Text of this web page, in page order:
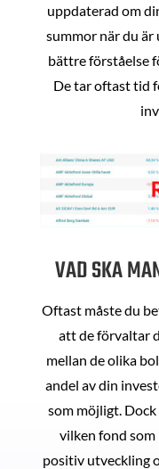
uppdaterad om
summor när du är
bättre förståelse
De tar oftast tid
VAD SKA
Oftast måste du
att de förvaltar
mellan de olika
andel av din
som möjligt.
vilken fond som
positiv utveckling